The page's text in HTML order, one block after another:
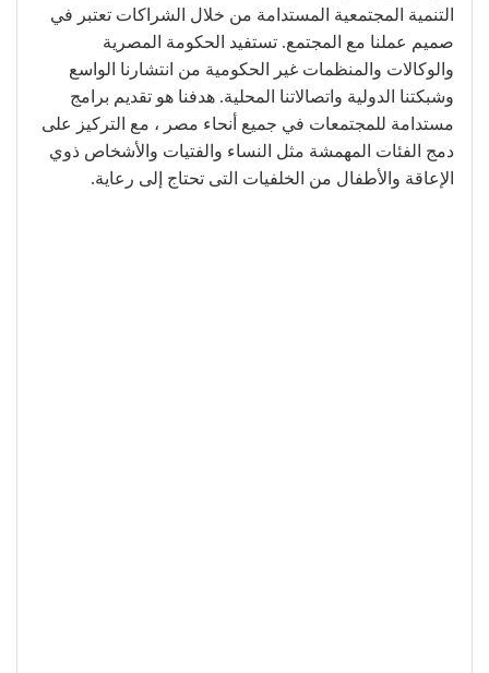
التنمية المجتمعية المستدامة من خلال الشراكات تعتبر في
صميم عملنا مع المجتمع. تستفيد الحكومة المصرية
والوكالات والمنظمات غير الحكومية من انتشارنا الواسع
وشبكتنا الدولية واتصالاتنا المحلية. هدفنا هو تقديم برامج
مستدامة للمجتمعات في جميع أنحاء مصر ، مع التركيز على
دمج الفئات المهمشة مثل النساء والفتيات والأشخاص ذوي
الإعاقة والأطفال من الخلفيات التى تحتاج إلى رعاية.